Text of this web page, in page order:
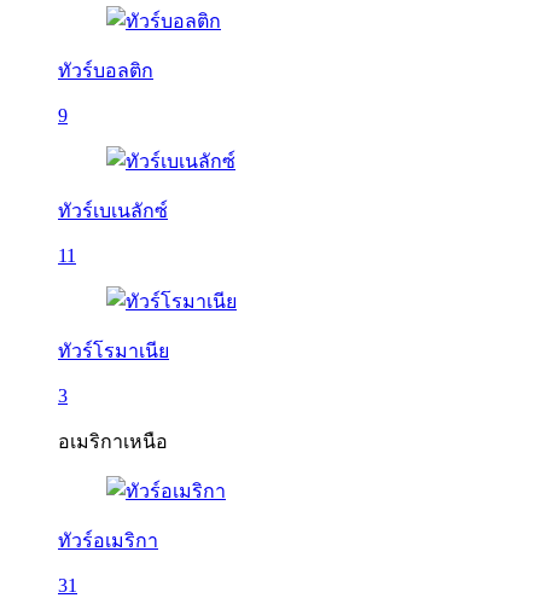
ทัวร์บอลติก
9
ทัวร์เบเนลักซ์
11
ทัวร์โรมาเนีย
3
อเมริกาเหนือ
ทัวร์อเมริกา
31